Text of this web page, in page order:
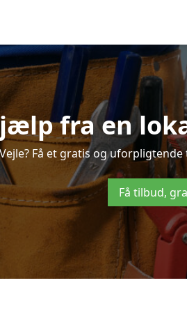
fra en
Få et gratis og
Få tilbud,